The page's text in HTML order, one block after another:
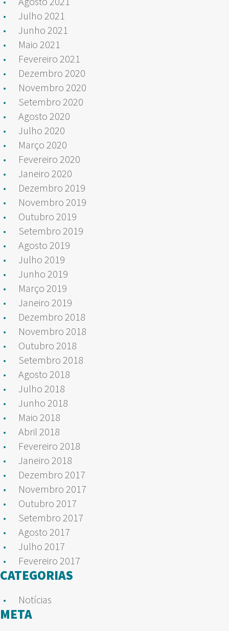
Julho 2021
Junho 2021
Maio 2021
Fevereiro 2021
Dezembro 2020
Novembro 2020
Setembro 2020
Agosto 2020
Julho 2020
Março 2020
Fevereiro 2020
Janeiro 2020
Dezembro 2019
Novembro 2019
Outubro 2019
Setembro 2019
Agosto 2019
Julho 2019
Junho 2019
Março 2019
Janeiro 2019
Dezembro 2018
Novembro 2018
Outubro 2018
Setembro 2018
Agosto 2018
Julho 2018
Junho 2018
Maio 2018
Abril 2018
Fevereiro 2018
Janeiro 2018
Dezembro 2017
Novembro 2017
Outubro 2017
Setembro 2017
Agosto 2017
Julho 2017
Fevereiro 2017
CATEGORIAS
Notícias
META